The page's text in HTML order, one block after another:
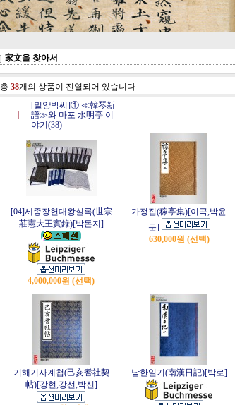
家文을 찾아서
총 38개의 상품이 진열되어 있습니다
[밀양박씨]① ≪韓琴新
譜≫와 마포 水明亭 이
야기(38)
[04]세종장헌대왕실록(世宗
莊憲大王實錄)[박돈지]
4,000,000원 (선택)
가정집(稼亭集)[이곡,박윤
문]
630,000원 (선택)
기해기사계첩(己亥耆社契
帖)[강현,강선,박신]
남한일기(南漢日記)[박로]